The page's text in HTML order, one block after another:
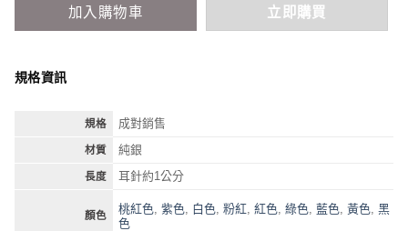
加入購物車 立即購買
規格資訊
規格 成對銷售
材質 純銀
長度 耳針約1公分
顏色
桃紅色 ,紫色 白色 ,粉紅 ,紅色 ,綠色 ,藍色 ,黃色 ,黑
色